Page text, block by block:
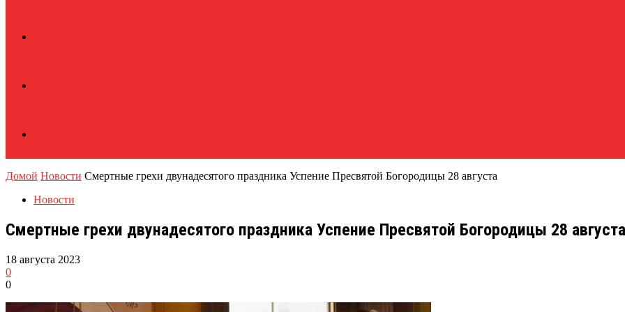
Домой Новости Смертные грехи двунадесятого праздника Успение Пресвятой Богородицы 28 августа
Новости
Смертные грехи двунадесятого праздника Успение Пресвятой Богородицы 28 августа
18 августа 2023
0
0